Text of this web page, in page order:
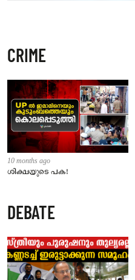
CRIME
10 months ago
ശിക്ഷയുടെ പക!
DEBATE